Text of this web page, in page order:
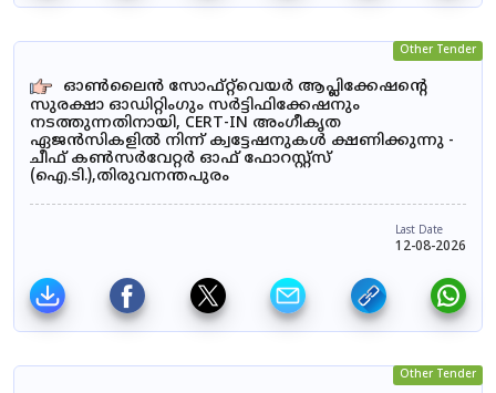
Other Tender
ഓൺലൈൻ സോഫ്റ്റ്‌വെയർ ആപ്ലിക്കേഷന്റെ
സുരക്ഷാ ഓഡിറ്റിംഗും സർട്ടിഫിക്കേഷനും
നടത്തുന്നതിനായി, CERT-IN അംഗീകൃത
ഏജൻസികളിൽ നിന്ന് ക്വട്ടേഷനുകൾ ക്ഷണിക്കുന്നു -
ചീഫ് കൺസർവേറ്റർ ഓഫ് ഫോറസ്റ്റ്സ്
(ഐ.ടി.),തിരുവനന്തപുരം
Last Date
12-08-2026
Other Tender